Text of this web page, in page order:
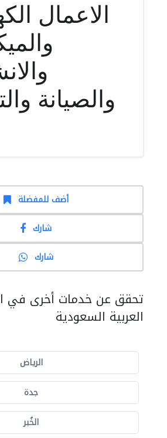
الاعمال
والصيانة
أضف للمفضلة
شارك
شارك
تحقق عن خدمات أخرى في
العربية السعودية
الرياض
جدة
الخُبر